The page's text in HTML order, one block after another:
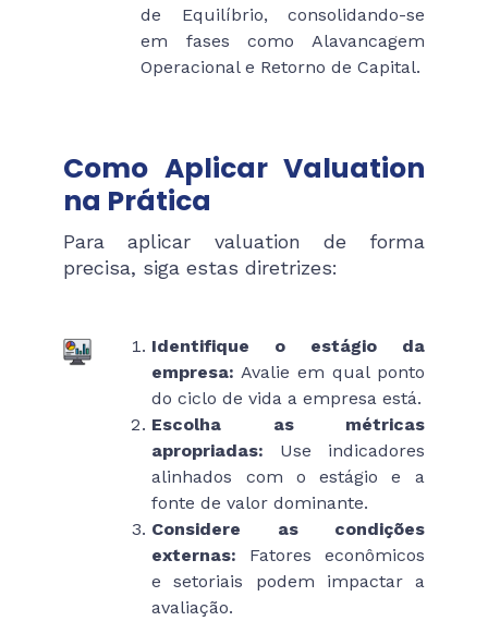
de Equilíbrio, consolidando-se
em fases como Alavancagem
Operacional e Retorno de Capital.
Como Aplicar Valuation
na Prática
Para aplicar valuation de forma
precisa, siga estas diretrizes:
Identifique o estágio da
empresa: Avalie em qual ponto
do ciclo de vida a empresa está.
Escolha as métricas
apropriadas: Use indicadores
alinhados com o estágio e a
fonte de valor dominante.
Considere as condições
externas: Fatores econômicos
e setoriais podem impactar a
avaliação.